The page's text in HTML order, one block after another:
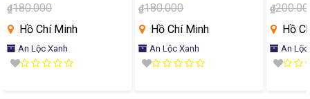
₫180.000
Hồ Chí Minh
An Lộc Xanh
₫180.000
Hồ Chí Minh
An Lộc Xanh
₫
Hồ
An